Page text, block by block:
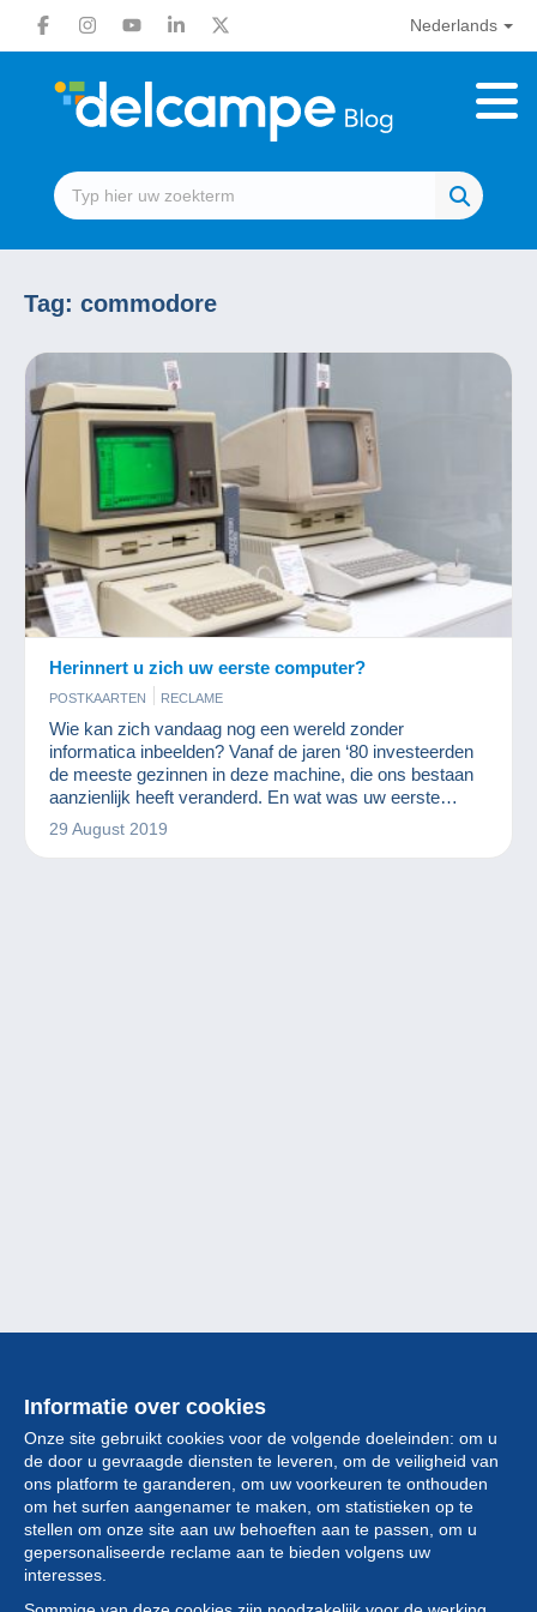
Nederlands
Tag: commodore
Herinnert u zich uw eerste computer?
POSTKAARTEN RECLAME
Wie kan zich vandaag nog een wereld zonder
informatica inbeelden? Vanaf de jaren ‘80 investeerden
de meeste gezinnen in deze machine, die ons bestaan
aanzienlijk heeft veranderd. En wat was uw eerste
computer?
29 August 2019
Informatie over cookies
Onze site gebruikt cookies voor de volgende doeleinden: om u
de door u gevraagde diensten te leveren, om de veiligheid van
ons platform te garanderen, om uw voorkeuren te onthouden
om het surfen aangenamer te maken, om statistieken op te
stellen om onze site aan uw behoeften aan te passen, om u
gepersonaliseerde reclame aan te bieden volgens uw
interesses.
Collectie